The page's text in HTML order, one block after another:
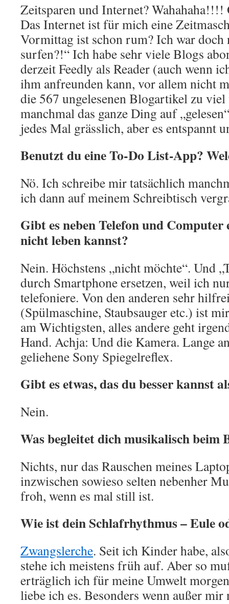
Zeitsparen und Internet?
Das Internet ist für mich eine
Vormittag ist schon rum? Ich war doch
surfen?!“ Ich habe sehr viele Blogs
derzeit Feedly als Reader (auch wenn
ihm anfreunden kann, vor allem nicht
die 567 ungelesenen Blogartikel zu viel
manchmal das ganze Ding auf
jedes Mal grässlich, aber es entspannt
Benutzt du eine To-Do List-App?
Nö. Ich schreibe mir tatsächlich
ich dann auf meinem Schreibtisch
Gibt es neben Telefon und
nicht leben kannst?
Nein. Höchstens „nicht möchte“. Und
durch Smartphone ersetzen, weil ich
telefoniere. Von den anderen sehr
(Spülmaschine, Staubsauger etc.) ist
am Wichtigsten, alles andere geht
Hand. Achja: Und die Kamera. Lange
geliehene Sony Spiegelreflex.
Gibt es etwas, das du besser kannst
Nein.
Was begleitet dich musikalisch beim
Nichts, nur das Rauschen meines
inzwischen sowieso selten nebenher
froh, wenn es mal still ist.
Wie ist dein Schlafrhythmus – Eule
Zwangslerche. Seit ich Kinder habe,
stehe ich meistens früh auf. Aber so
erträglich ich für meine Umwelt
liebe ich es. Besonders wenn außer